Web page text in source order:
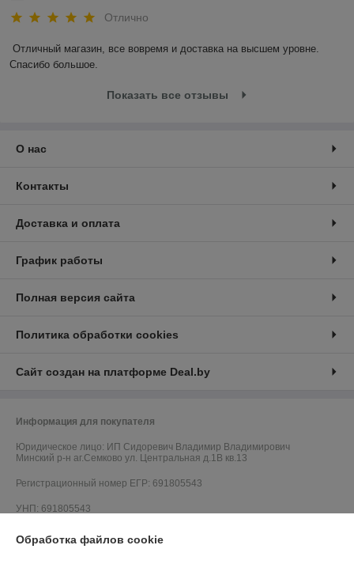
Отлично
Отличный магазин, все вовремя и доставка на высшем уровне.
Спасибо большое.
Показать все отзывы
О нас
Контакты
Доставка и оплата
График работы
Полная версия сайта
Политика обработки cookies
Сайт создан на платформе Deal.by
Информация для покупателя
Юридическое лицо: ИП Сидоревич Владимир Владимирович
Минский р-н аг.Семково ул. Центральная д.1В кв.13
Регистрационный номер ЕГР: 691805543
УНП: 691805543
Регистрационный орган: Минский районный исполнительный комитет,
Отдел по контролю за рекламой и защите прав потребителей г. Минск,
Обработка файлов cookie